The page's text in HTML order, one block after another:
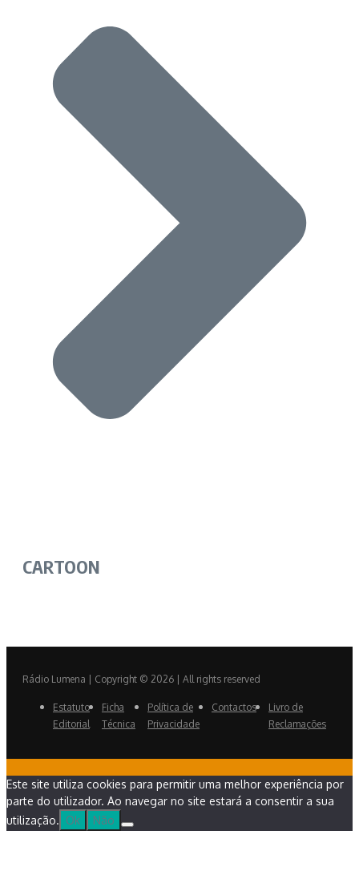
CARTOON
Rádio Lumena | Copyright © 2026 | All rights reserved
Estatuto
Editorial
Ficha
Técnica
Política de
Privacidade
Contactos
Livro de
Reclamações
Este site utiliza cookies para permitir uma melhor experiência por
parte do utilizador. Ao navegar no site estará a consentir a sua
utilização. Ok Não